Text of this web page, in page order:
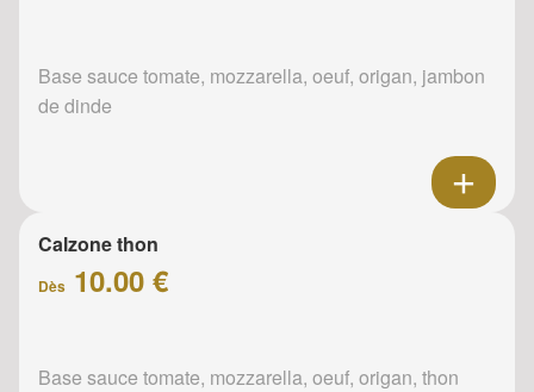
Base sauce tomate, mozzarella, oeuf, origan, jambon
de dinde
Calzone thon
Dès 10.00 €
Base sauce tomate, mozzarella, oeuf, origan, thon